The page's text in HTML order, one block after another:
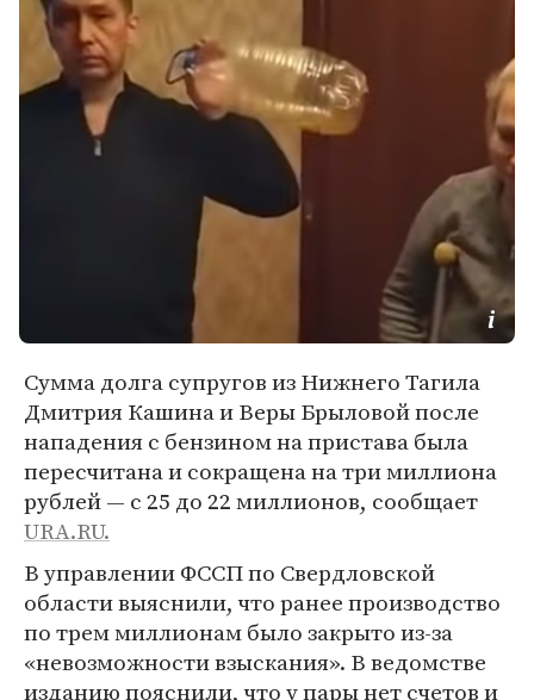
Сумма долга супругов из Нижнего Тагила
Дмитрия Кашина и Веры Брыловой после
нападения с бензином на пристава была
пересчитана и сокращена на три миллиона
рублей — с 25 до 22 миллионов, сообщает
URA.RU.
В управлении ФССП по Свердловской
области выяснили, что ранее производство
по трем миллионам было закрыто из-за
«невозможности взыскания». В ведомстве
изданию пояснили, что у пары нет счетов и